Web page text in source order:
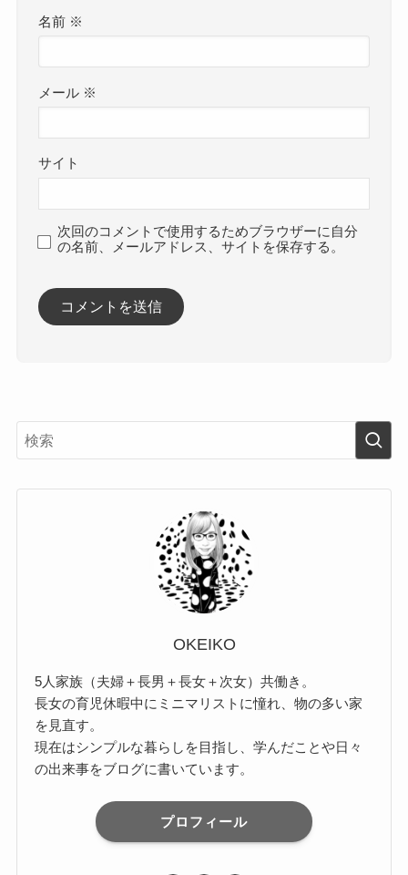
名前 ※
メール ※
サイト
次回のコメントで使用するためブラウザーに自分
の名前、メールアドレス、サイトを保存する。
OKEIKO
5人家族（夫婦＋長男＋長女＋次女）共働き。
長女の育児休暇中にミニマリストに憧れ、物の多い家
を見直す。
現在はシンプルな暮らしを目指し、学んだことや日々
の出来事をブログに書いています。
プロフィール